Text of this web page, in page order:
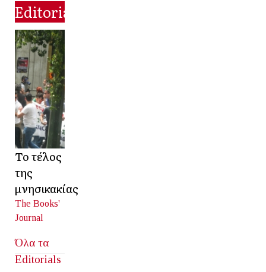
Editorial
Το τέλος
της
μνησικακίας
The Books'
Journal
Όλα τα
Editorials